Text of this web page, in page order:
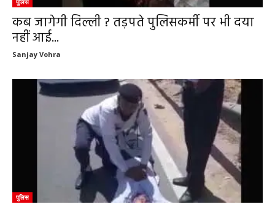
पुलिस
कब जागेगी दिल्ली ? तड़पते पुलिसकर्मी पर भी दया
नहीं आई...
Sanjay Vohra
पुलिस